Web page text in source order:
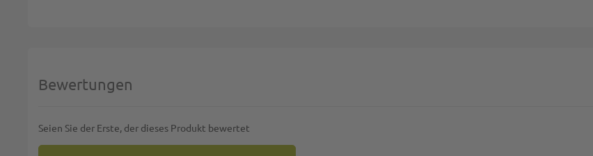
Bewertungen
Seien Sie der Erste, der dieses Produkt bewertet